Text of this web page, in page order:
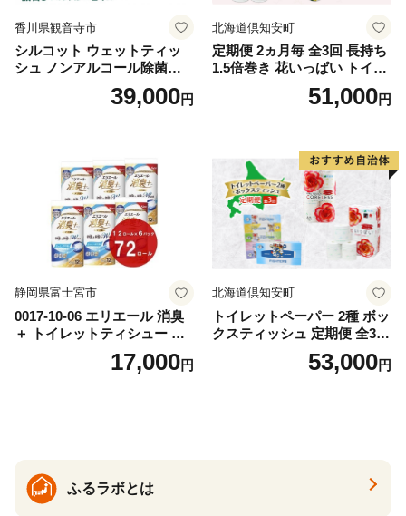
香川県観音寺市
シルコット ウェットティッ
シュ ノンアルコール除菌詰
替（43枚×3P）×24袋 日用品
おもちゃ 拭き取り 手拭き 外
39,000円
北海道倶知安町
定期便 2ヵ月毎 全3回 長持ち
1.5倍巻き 花いっぱい トイレ
ットペーパー ダブル 45ｍ 計
72ロール 全18種 花柄 プリン
ー 消耗品 備蓄 送料無料 北海
道 倶知安町 日用品
51,000円
静岡県富士宮市
0017-10-06 エリエール 消臭
＋ トイレットティシュー し
っかり香るフレッシュクリア
の香り ダブル 12ロール×6パ
17,000円
北海道倶知安町
トイレットペーパー 2種 ボッ
クスティッシュ 定期便 全3
回 日本製 まとめ買い 防災
常備品 日用雑貨 消耗品 生活
53,000円
ふるラボとは